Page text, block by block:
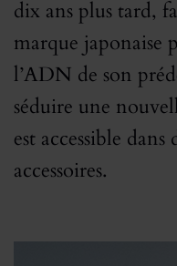
dix ans plus tard,
marque japonaise
l’ADN de son
séduire une
est accessible
accessoires.